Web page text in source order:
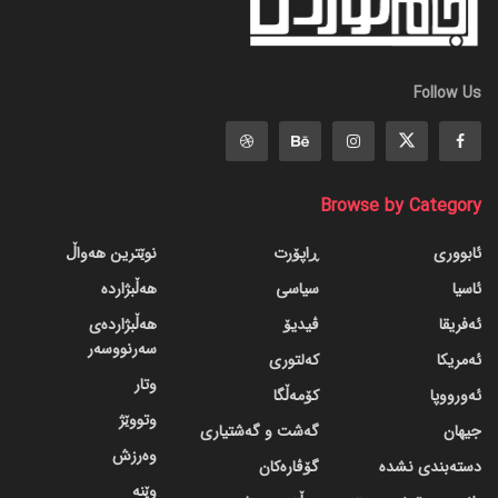
Follow Us
Browse by Category
ئابووری
ئاسیا
ئەفریقا
ئەمریکا
ئەورووپا
جیهان
دسته‌بندی نشده
ڕاپۆرت
سیاسی
ڤیدیۆ
کەلتوری
کۆمەڵگا
گه‌شت و گه‌شتیاری
گۆڤاره‌کان
نوێترین هەواڵ
هەڵبژاردە
هەڵبژاردەی
سەرنووسەر
وتار
وتووێژ
وەرزش
وێنە